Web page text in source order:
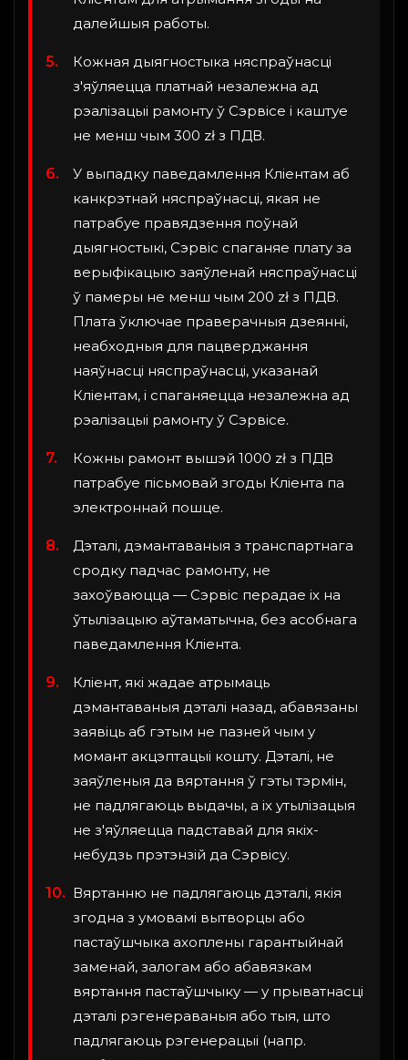
далейшыя работы.
Кожная дыягностыка няспраўнасці
з'яўляецца платнай незалежна ад
рэалізацыі рамонту ў Сэрвісе і каштуе
не менш чым 300 zł з ПДВ.
У выпадку паведамлення Кліентам аб
канкрэтнай няспраўнасці, якая не
патрабуе правядзення поўнай
дыягностыкі, Сэрвіс спаганяе плату за
верыфікацыю заяўленай няспраўнасці
ў памеры не менш чым 200 zł з ПДВ.
Плата ўключае праверачныя дзеянні,
неабходныя для пацверджання
наяўнасці няспраўнасці, указанай
Кліентам, і спаганяецца незалежна ад
рэалізацыі рамонту ў Сэрвісе.
Кожны рамонт вышэй 1000 zł з ПДВ
патрабуе пісьмовай згоды Кліента па
электроннай пошце.
Дэталі, дэмантаваныя з транспартнага
сродку падчас рамонту, не
захоўваюцца — Сэрвіс перадае іх на
ўтылізацыю аўтаматычна, без асобнага
паведамлення Кліента.
Кліент, які жадае атрымаць
дэмантаваныя дэталі назад, абавязаны
заявіць аб гэтым не пазней чым у
момант акцэптацыі кошту. Дэталі, не
заяўленыя да вяртання ў гэты тэрмін,
не падлягаюць выдачы, а іх утылізацыя
не з'яўляецца падставай для якіх-
небудзь прэтэнзій да Сэрвісу.
Вяртанню не падлягаюць дэталі, якія
згодна з умовамі вытворцы або
пастаўшчыка ахоплены гарантыйнай
заменай, залогам або абавязкам
вяртання пастаўшчыку — у прыватнасці
дэталі рэгенераваныя або тыя, што
падлягаюць рэгенерацыі (напр.